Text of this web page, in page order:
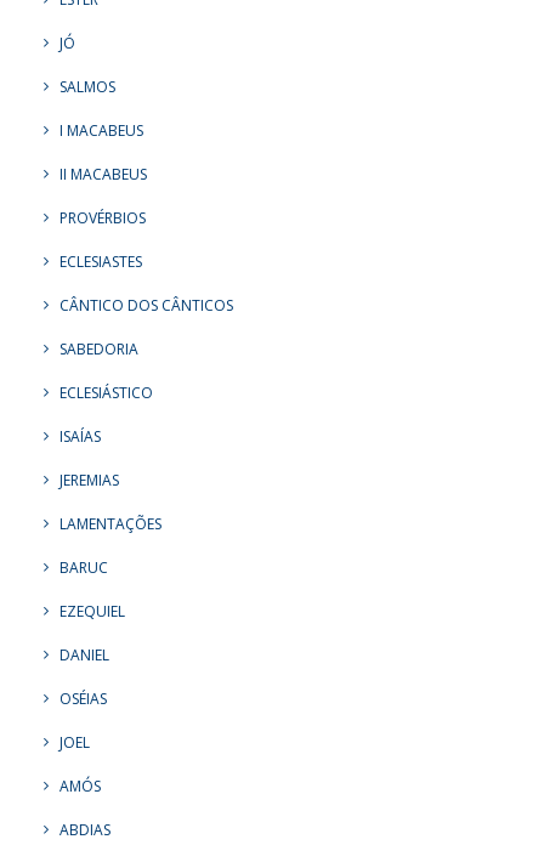
JÓ
SALMOS
I MACABEUS
II MACABEUS
PROVÉRBIOS
ECLESIASTES
CÂNTICO DOS CÂNTICOS
SABEDORIA
ECLESIÁSTICO
ISAÍAS
JEREMIAS
LAMENTAÇÕES
BARUC
EZEQUIEL
DANIEL
OSÉIAS
JOEL
AMÓS
ABDIAS